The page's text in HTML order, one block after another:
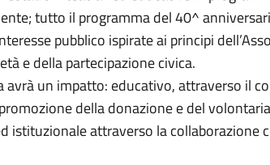
tutto il programma del 40^
pubblico ispirate ai principi
e della partecipazione civica.
avrà un impatto: educativo, attraverso il
della donazione e del
istituzionale attraverso la collaborazione